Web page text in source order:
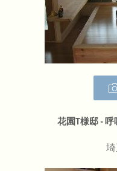
花園T様邸 -